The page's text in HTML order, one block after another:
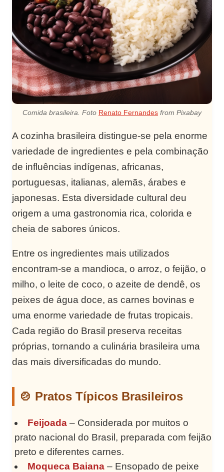
Comida brasileira. Foto Renato Fernandes from Pixabay
A cozinha brasileira distingue-se pela enorme
variedade de ingredientes e pela combinação
de influências indígenas, africanas,
portuguesas, italianas, alemãs, árabes e
japonesas. Esta diversidade cultural deu
origem a uma gastronomia rica, colorida e
cheia de sabores únicos.
Entre os ingredientes mais utilizados
encontram-se a mandioca, o arroz, o feijão, o
milho, o leite de coco, o azeite de dendê, os
peixes de água doce, as carnes bovinas e
uma enorme variedade de frutas tropicais.
Cada região do Brasil preserva receitas
próprias, tornando a culinária brasileira uma
das mais diversificadas do mundo.
🍲 Pratos Típicos Brasileiros
Feijoada– Considerada por muitos o
prato nacional do Brasil, preparada com feijão
preto e diferentes carnes.
Moqueca Baiana– Ensopado de peixe